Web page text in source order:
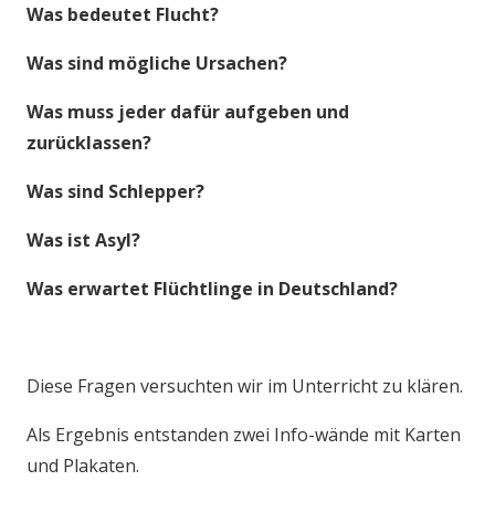
Was bedeutet Flucht?
Was sind mögliche Ursachen?
Was muss jeder dafür aufgeben und
zurücklassen?
Was sind Schlepper?
Was ist Asyl?
Was erwartet Flüchtlinge in Deutschland?
Diese Fragen versuchten wir im Unterricht zu klären.
Als Ergebnis entstanden zwei Info-wände mit Karten
und Plakaten.